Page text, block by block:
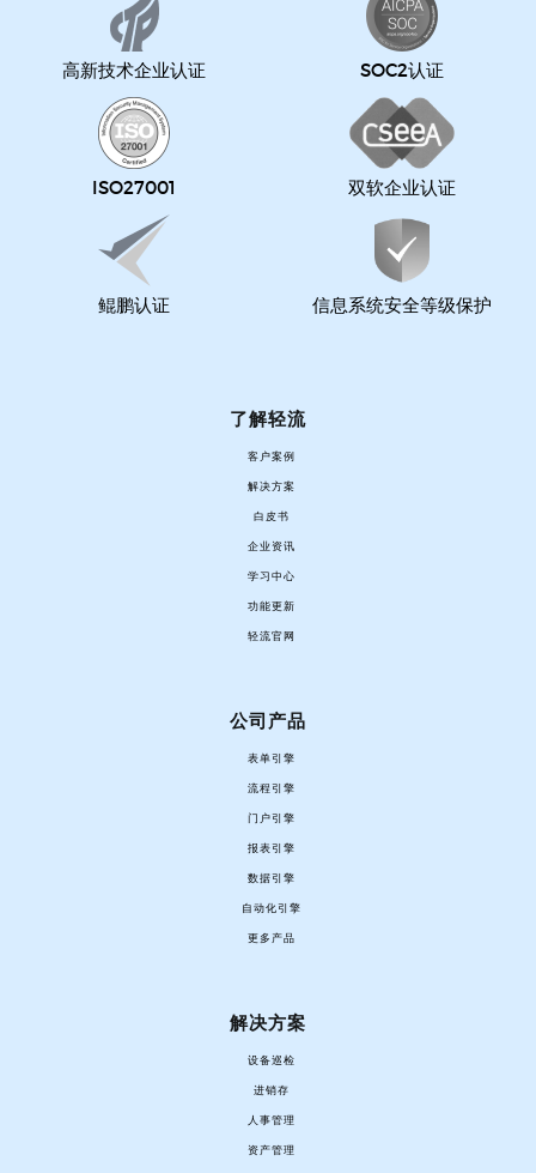
高新技术企业认证 SOC2认证
ISO27001 双软企业认证
鲲鹏认证 信息系统安全等级保护
了解轻流
客户案例
解决方案
白皮书
企业资讯
学习中心
功能更新
轻流官网
公司产品
表单引擎
流程引擎
门户引擎
报表引擎
数据引擎
自动化引擎
更多产品
解决方案
设备巡检
进销存
人事管理
资产管理